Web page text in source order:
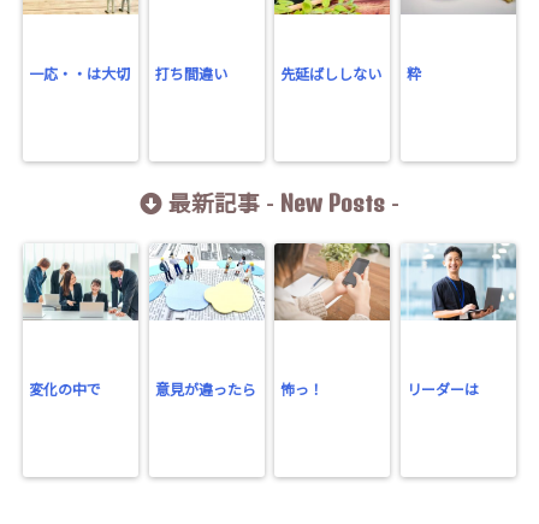
一応・・は大切 打ち間違い 先延ばししない 粋
最新記事 - New Posts -
変化の中で 意見が違ったら 怖っ！ リーダーは